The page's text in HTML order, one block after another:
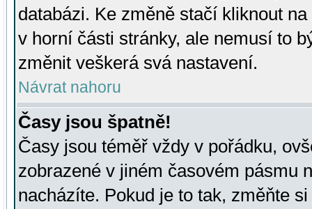
databázi. Ke změně stačí kliknout
v horní části stránky, ale nemusí to
změnit veškerá svá nastavení.
Návrat nahoru
Časy jsou špatně!
Časy jsou téměř vždy v pořádku,
zobrazené v jiném časovém pásmu
nacházíte. Pokud je to tak, změňte